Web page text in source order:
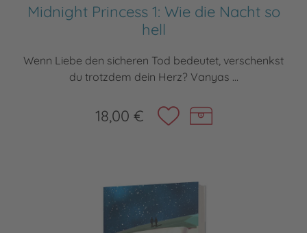
Midnight Princess 1: Wie die Nacht so
hell
Wenn Liebe den sicheren Tod bedeutet, verschenkst
du trotzdem dein Herz? Vanyas ...
18,00 €